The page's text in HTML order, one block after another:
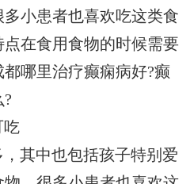
小患者也喜欢吃这类食
在食用食物的时候需要
哪里治疗癫痫病好?癫
吃
其中也包括孩子特别爱